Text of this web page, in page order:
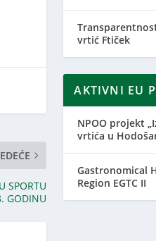
SPORTU
GODINU
vrtić Ftiček
AKTIVNI EU
NPOO projekt
vrtića u
Gastronomical
Region EGTC II